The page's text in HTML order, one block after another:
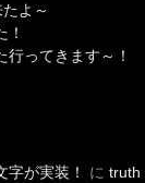
よ～
ってきます～！
字が実装！ に truth